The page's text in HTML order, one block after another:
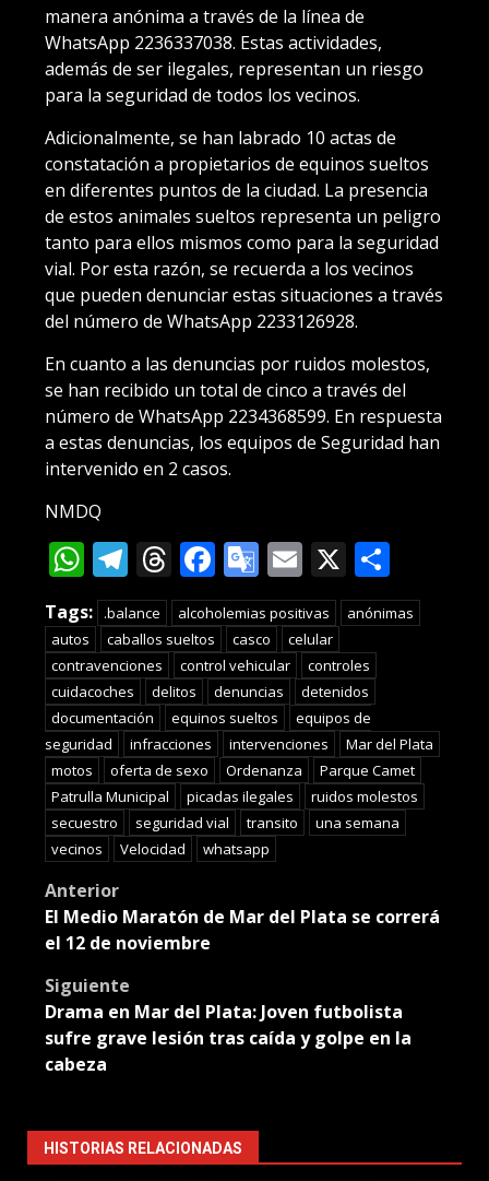
manera anónima a través de la línea de
WhatsApp 2236337038. Estas actividades,
además de ser ilegales, representan un riesgo
para la seguridad de todos los vecinos.
Adicionalmente, se han labrado 10 actas de
constatación a propietarios de equinos sueltos
en diferentes puntos de la ciudad. La presencia
de estos animales sueltos representa un peligro
tanto para ellos mismos como para la seguridad
vial. Por esta razón, se recuerda a los vecinos
que pueden denunciar estas situaciones a través
del número de WhatsApp 2233126928.
En cuanto a las denuncias por ruidos molestos,
se han recibido un total de cinco a través del
número de WhatsApp 2234368599. En respuesta
a estas denuncias, los equipos de Seguridad han
intervenido en 2 casos.
NMDQ
WhatsApp
Telegram
Threads
Facebook
Google
Translate
Email
X
Tags: .balance alcoholemias positivas
anónimas
autos
caballos sueltos casco
celular
contravenciones
control vehicular
controles
cuidacoches
delitos denuncias
detenidos
documentación
equinos sueltos
equipos de
seguridad
infracciones intervenciones
Mar del Plata
motos
oferta de sexo Ordenanza
Parque Camet
Patrulla Municipal
picadas ilegales
ruidos molestos
secuestro
seguridad vial transito
una semana
vecinos
Velocidad whatsapp
Post
navigation
Anterior
El Medio Maratón de Mar del Plata se correrá
el 12 de noviembre
Siguiente
Drama en Mar del Plata: Joven futbolista
sufre grave lesión tras caída y golpe en la
cabeza
HISTORIAS RELACIONADAS